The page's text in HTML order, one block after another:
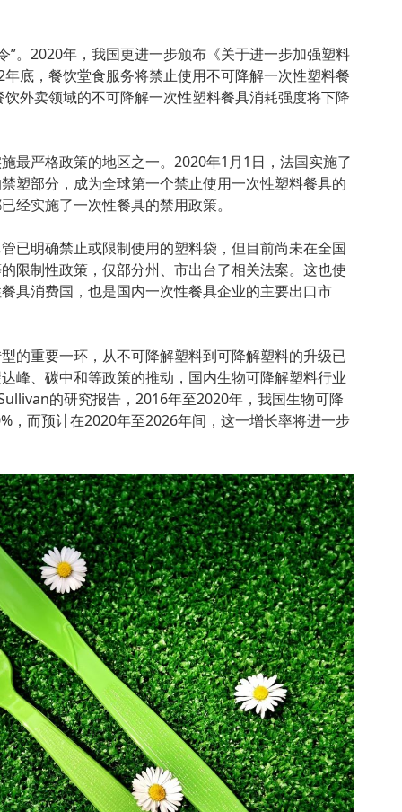
”。2020年，我国更进一步颁布《关于进一步加强塑料
底，餐饮堂食服务将禁止使用不可降解一次性塑料餐
外卖领域的不可降解一次性塑料餐具消耗强度将下降
最严格政策的地区之一。2020年1月1日，法国实施了
塑部分，成为全球第一个禁止使用一次性塑料餐具的
经实施了一次性餐具的禁用政策。
已明确禁止或限制使用的塑料袋，但目前尚未在全国
限制性政策，仅部分州、市出台了相关法案。这也使
具消费国，也是国内一次性餐具企业的主要出口市
的重要一环，从不可降解塑料到可降解塑料的升级已
峰、碳中和等政策的推动，国内生物可降解塑料行业
的研究报告，2016年至2020年，我国生物可降
，而预计在2020年至2026年间，这一增长率将进一步